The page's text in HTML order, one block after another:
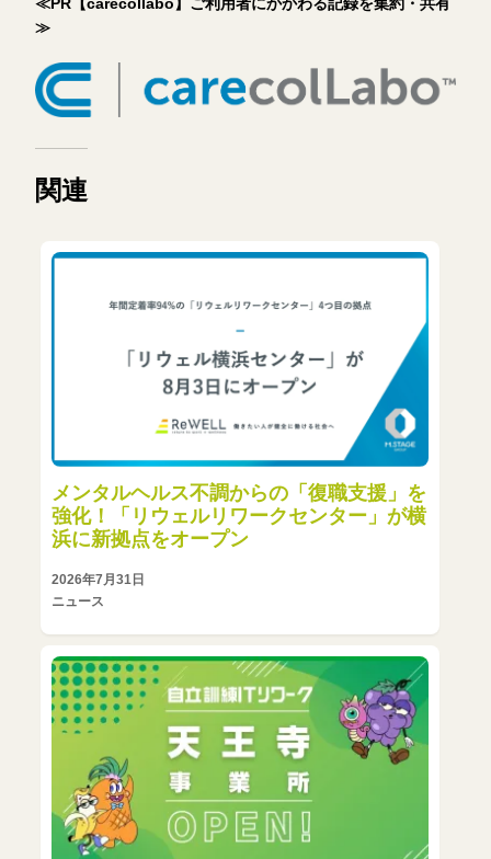
≫
関連
メンタルヘルス不調からの「復職支援」を
強化！「リウェルリワークセンター」が横
浜に新拠点をオープン
2026年7月31日
ニュース